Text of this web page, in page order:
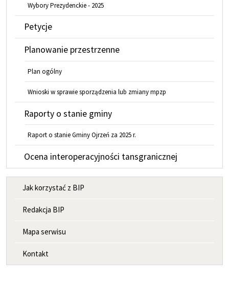
Wybory Prezydenckie - 2025
Petycje
Planowanie przestrzenne
Plan ogólny
Wnioski w sprawie sporządzenia lub zmiany mpzp
Raporty o stanie gminy
Raport o stanie Gminy Ojrzeń za 2025 r.
Ocena interoperacyjności tansgranicznej
MENU INFORMACYJNE
Jak korzystać z BIP
Redakcja BIP
Mapa serwisu
Kontakt